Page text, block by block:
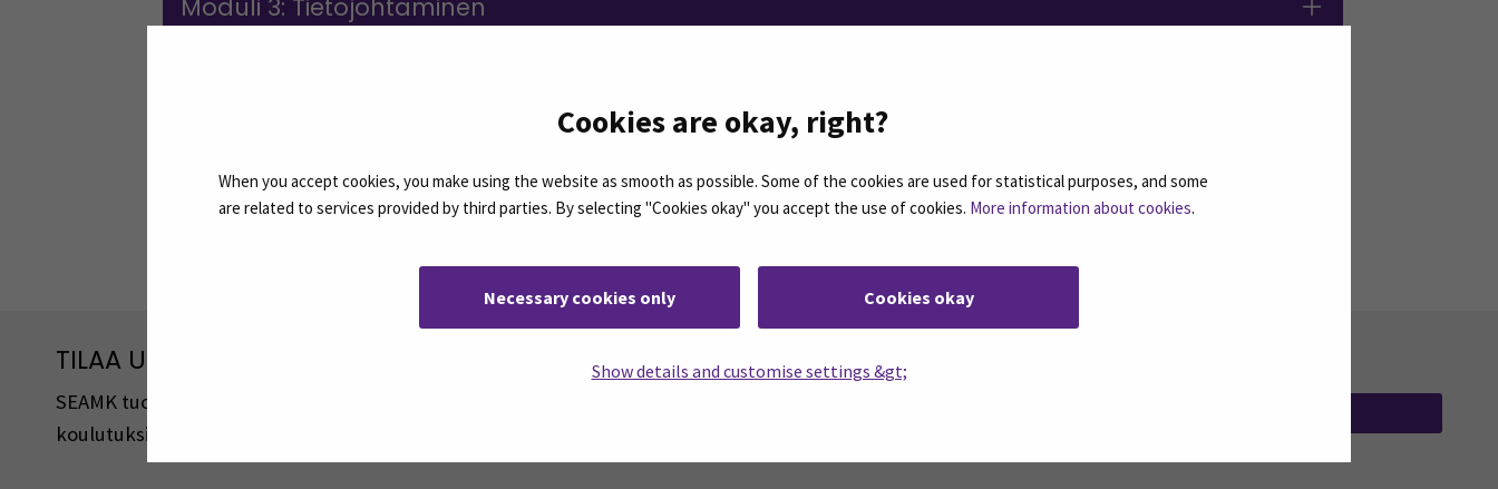
Cookies are okay, right?
When you accept cookies, you make using the website as smooth as possible. Some of the cookies are used for statistical purposes, and some
are related to services provided by third parties. By selecting "Cookies okay" you accept the use of cookies. More information about cookies.
Necessary cookies only Cookies okay
Show details and customise settings &gt;
Moduli 3: Tietojohtaminen
TILAA UUTISKIRJEITÄMME
SEAMK tuottaa uutiskirjeitä eri aiheista. Uutiskirjeemme ovat koosteita SEAMKin ajankohtaisista
koulutuksista, tapahtumista ja asioista.